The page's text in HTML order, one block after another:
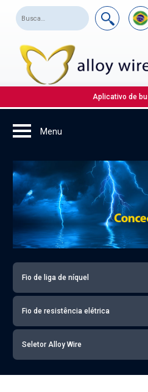
Aplicativo de
Fio de liga de níquel
Fio de resistência elétrica
Seletor Alloy Wire